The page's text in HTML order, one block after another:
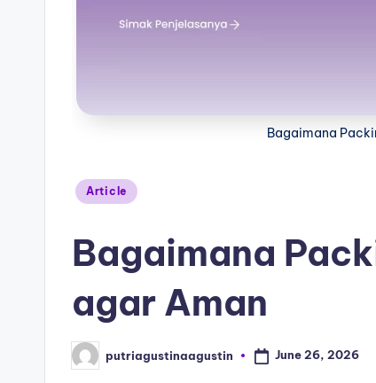
Bagaimana
Article
Bagaimana
agar Aman
putriagustinaagustin June 26, 2026